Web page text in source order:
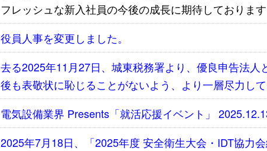
フレッシュな新入社員の今後の成長に期待しております
役員人事を変更しました。
去る2025年11月27日、城東税務署より、優良申告法人
後も表敬状に恥じることがないよう、より一層尽力し
電気設備業界 Presents「就活応援イベント」
2025年7月18日、「2025年度 安全衛生大会・IDT協力会